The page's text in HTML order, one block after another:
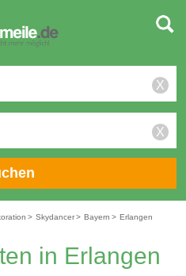
X
X
> Skydancer> Bayern > Erlangen
in Erlangen